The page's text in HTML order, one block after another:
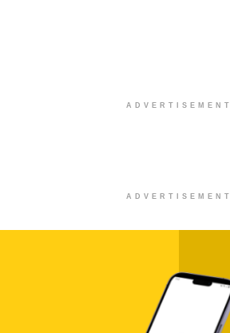
ADVERTISEMENT
ADVERTISEMENT